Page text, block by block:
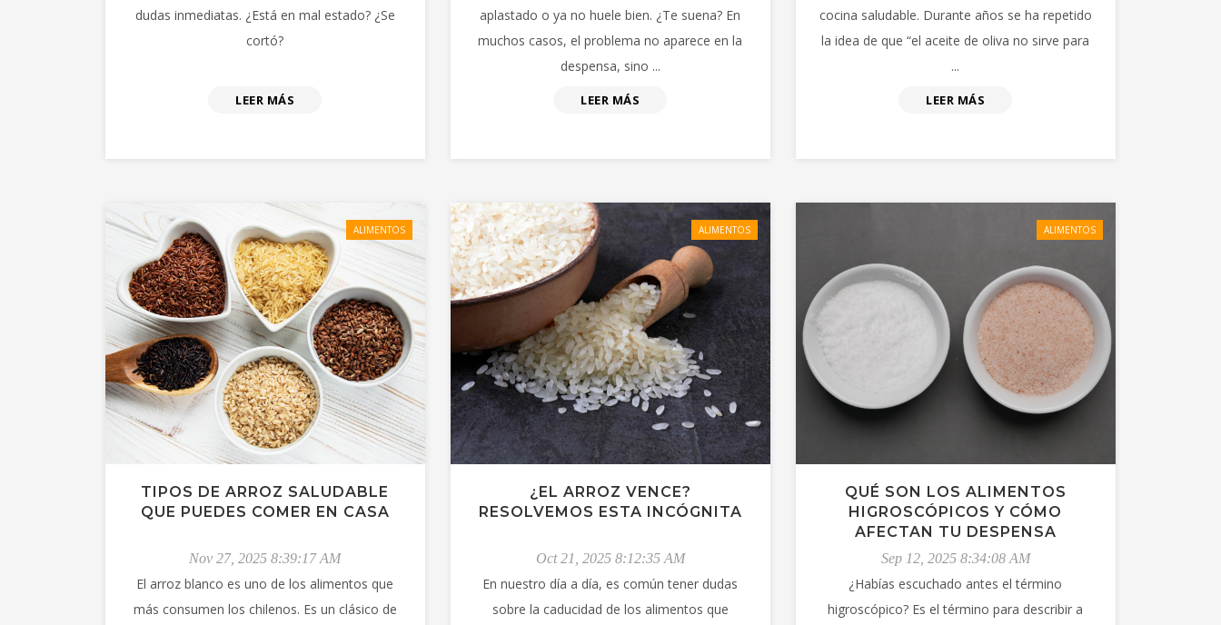
dudas inmediatas. ¿Está en mal estado? ¿Se
cortó?
LEER MÁS
aplastado o ya no huele bien. ¿Te suena? En
muchos casos, el problema no aparece en la
despensa, sino ...
LEER MÁS
cocina saludable. Durante años se ha repetido
la idea de que “el aceite de oliva no sirve para
...
LEER MÁS
ALIMENTOS
TIPOS DE ARROZ SALUDABLE
QUE PUEDES COMER EN CASA
Nov 27, 2025 8:39:17 AM
El arroz blanco es uno de los alimentos que
más consumen los chilenos. Es un clásico de
ALIMENTOS
¿EL ARROZ VENCE?
RESOLVEMOS ESTA INCÓGNITA
Oct 21, 2025 8:12:35 AM
En nuestro día a día, es común tener dudas
sobre la caducidad de los alimentos que
ALIMENTOS
QUÉ SON LOS ALIMENTOS
HIGROSCÓPICOS Y CÓMO
AFECTAN TU DESPENSA
Sep 12, 2025 8:34:08 AM
¿Habías escuchado antes el término
higroscópico? Es el término para describir a